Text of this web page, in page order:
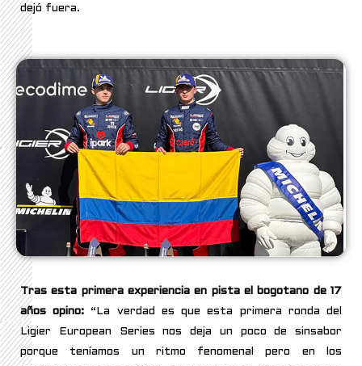
dejó fuera.
Tras esta primera experiencia en pista el bogotano de 17
años opino: “La verdad es que esta primera ronda del
Ligier European Series nos deja un poco de sinsabor
porque teníamos un ritmo fenomenal pero en los